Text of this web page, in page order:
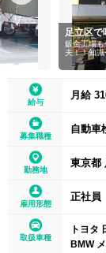
足立区で
鈑金工場
夫！！知
給与
月給
募集職種
自動車
勤務地
東京都
雇用形態
正社員
取扱車種
トヨタ
BMW